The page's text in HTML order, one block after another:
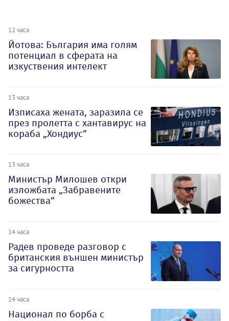
12 часа
Йотова: България има голям
потенциал в сферата на
изкуствения интелект
13 часа
Изписаха жената, заразила се
през пролетта с хантавирус на
кораба „Хондиус“
13 часа
Министър Милошев откри
изложбата „Забравените
божества“
14 часа
Радев проведе разговор с
британския външен министър
за сигурността
14 часа
Национал по борба с